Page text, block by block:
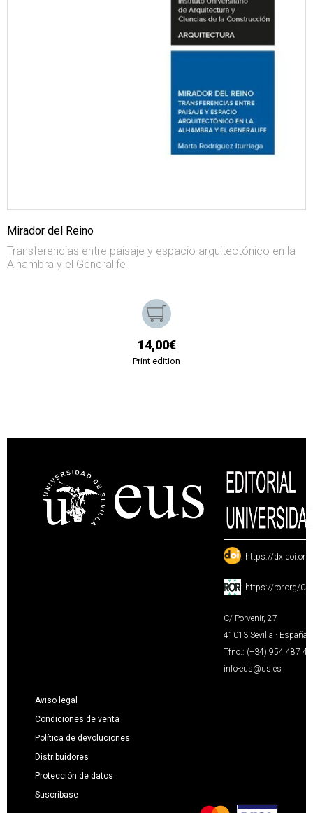
Mirador del Reino
Transferencias entre paisaje y espacio arquitectónico en la
Alhambra y el Generalife
14,00€
Print edition
: https://
: https://ror.org/
C/ Porvenir, 27
41013 Sevilla · España
Tfno.: (+34) 954 487
info-eus@us.es
Aviso legal
Condiciones de venta
Política de devoluciones
Distribuidores
Protección de datos
Suscríbase